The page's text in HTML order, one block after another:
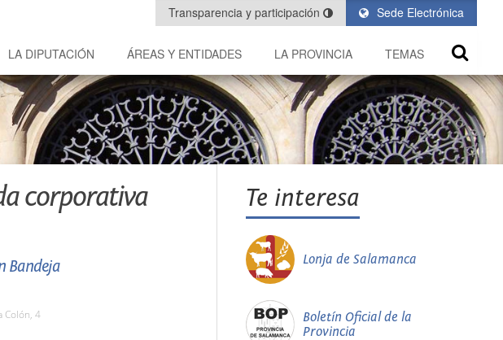
Sede Electrónica
Transparencia y participación
LA DIPUTACIÓN ÁREAS Y ENTIDADES LA PROVINCIA TEMAS
corporativa
Bandeja
Colón, 4
Te interesa
Lonja de Salamanca
Boletín Oficial de la
Provincia